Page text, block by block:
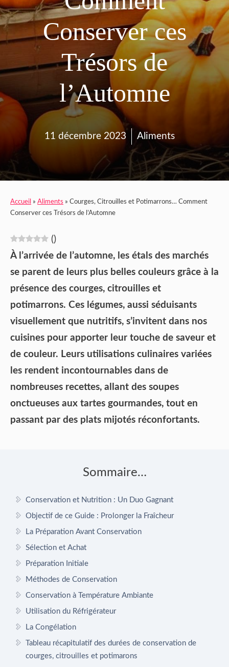
Conserver ces
Trésors de
l’Automne
11 décembre 2023 Aliments
Accueil » Aliments » Courges, Citrouilles et Potimarrons… Comment
Conserver ces Trésors de l’Automne
()
À l’arrivée de l’automne, les étals des marchés
se parent de leurs plus belles couleurs grâce à la
présence des courges, citrouilles et
potimarrons. Ces légumes, aussi séduisants
visuellement que nutritifs, s’invitent dans nos
cuisines pour apporter leur touche de saveur et
de couleur. Leurs utilisations culinaires variées
les rendent incontournables dans de
nombreuses recettes, allant des soupes
onctueuses aux tartes gourmandes, tout en
passant par des plats mijotés réconfortants.
Sommaire…
Conservation et Nutrition : Un Duo Gagnant
Objectif de ce Guide : Prolonger la Fraîcheur
La Préparation Avant Conservation
Sélection et Achat
Préparation Initiale
Méthodes de Conservation
Conservation à Température Ambiante
Utilisation du Réfrigérateur
La Congélation
Tableau récapitulatif des durées de conservation de
courges, citrouilles et potimarons